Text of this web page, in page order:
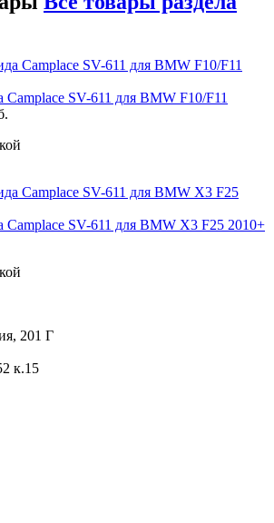
Camplace SV-611 для BMW F10/F11
Camplace SV-611 для BMW X3 F25 2010+
201 Г
к.15